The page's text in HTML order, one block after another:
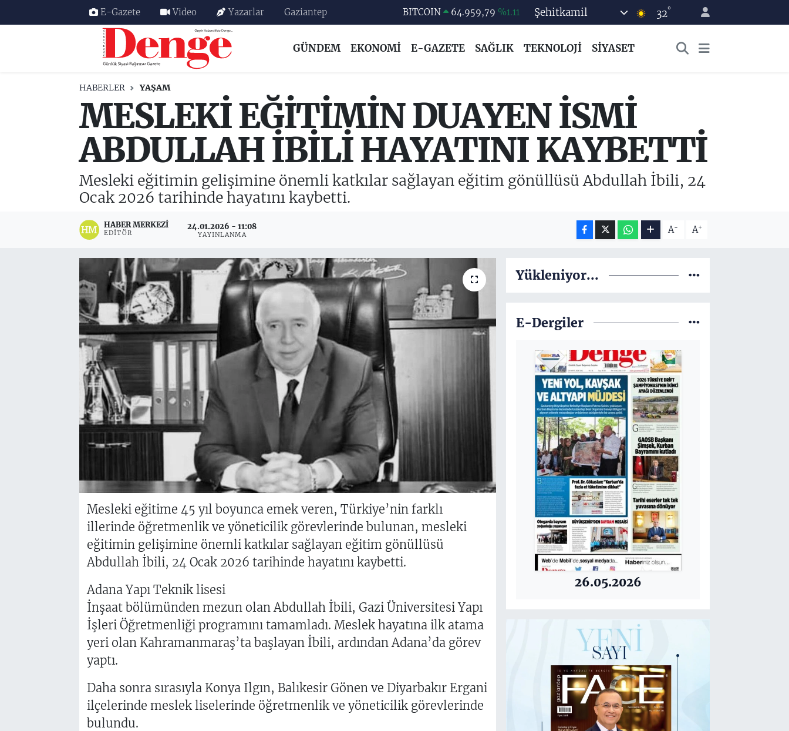
E-Gazete Video Yazarlar Gaziantep BITCOIN 64.959,79 %1.11
EURO
55,2510 %0.32
BİST100
13.779 %-14
Şehitkamil 32°
GÜNDEM EKONOMİ E-GAZETE SAĞLIK TEKNOLOJİ SİYASET
HABERLER YAŞAM
MESLEKİ EĞİTİMİN DUAYEN İSMİ
ABDULLAH İBİLİ HAYATINI KAYBETTİ
Mesleki eğitimin gelişimine önemli katkılar sağlayan eğitim gönüllüsü Abdullah İbili, 24
Ocak 2026 tarihinde hayatını kaybetti.
HABER MERKEZI
EDITÖR
24.01.2026 - 11:08
YAYINLANMA A- A+
Mesleki eğitime 45 yıl boyunca emek veren, Türkiye’nin farklı
illerinde öğretmenlik ve yöneticilik görevlerinde bulunan, mesleki
eğitimin gelişimine önemli katkılar sağlayan eğitim gönüllüsü
Abdullah İbili, 24 Ocak 2026 tarihinde hayatını kaybetti.
Adana Yapı Teknik lisesi
İnşaat bölümünden mezun olan Abdullah İbili, Gazi Üniversitesi Yapı
İşleri Öğretmenliği programını tamamladı. Meslek hayatına ilk atama
yeri olan Kahramanmaraş’ta başlayan İbili, ardından Adana’da görev
yaptı.
Daha sonra sırasıyla Konya Ilgın, Balıkesir Gönen ve Diyarbakır Ergani
ilçelerinde meslek liselerinde öğretmenlik ve yöneticilik görevlerinde
bulundu.
Yükleniyor...
E-Dergiler
26.05.2026
Nöbetçi Eczaneler
Trafik Durumu
Süper Lig Puan Durumu ve Fikstür
Tüm Manşetler
Son Dakika Haberleri
Haber Arşivi